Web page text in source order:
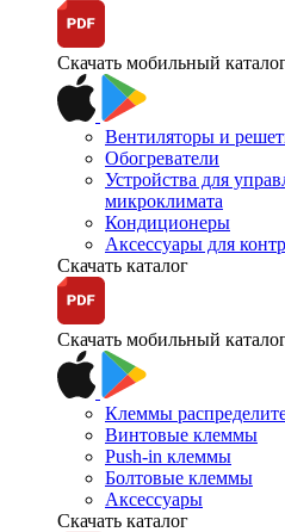
Скачать мобильный
Вентиляторы и
Обогреватели
Устройства для
микроклимата
Кондиционеры
Аксессуары для
Скачать каталог
Скачать мобильный
Клеммы
Винтовые клеммы
Push-in клеммы
Болтовые клеммы
Аксессуары
Скачать каталог